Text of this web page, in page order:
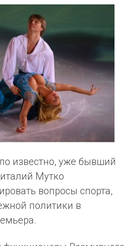
известно, уже бывший
Мутко
вопросы спорта,
политики в